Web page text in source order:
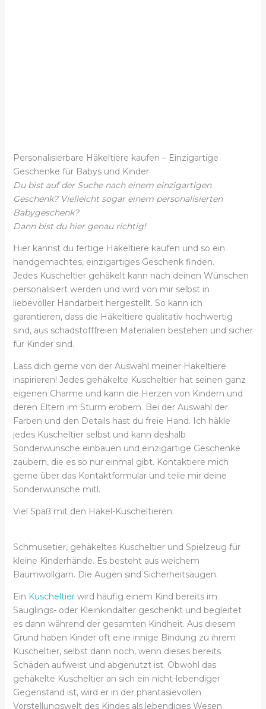
Personalisierbare Häkeltiere kaufen – Einzigartige
Geschenke für Babys und Kinder
Du bist auf der Suche nach einem einzigartigen
Geschenk? Vielleicht sogar einem personalisierten
Babygeschenk?
Dann bist du hier genau richtig!
Hier kannst du fertige Häkeltiere kaufen und so ein
handgemachtes, einzigartiges Geschenk finden.
Jedes Kuscheltier gehäkelt kann nach deinen Wünschen
personalisiert werden und wird von mir selbst in
liebevoller Handarbeit hergestellt. So kann ich
garantieren, dass die Häkeltiere qualitativ hochwertig
sind, aus schadstofffreien Materialien bestehen und sicher
für Kinder sind.
Lass dich gerne von der Auswahl meiner Häkeltiere
inspirieren! Jedes gehäkelte Kuscheltier hat seinen ganz
eigenen Charme und kann die Herzen von Kindern und
deren Eltern im Sturm erobern. Bei der Auswahl der
Farben und den Details hast du freie Hand. Ich häkle
jedes Kuscheltier selbst und kann deshalb
Sonderwünsche einbauen und einzigartige Geschenke
zaubern, die es so nur einmal gibt. Kontaktiere mich
gerne über das Kontaktformular und teile mir deine
Sonderwünsche mitl.
Viel Spaß mit den Häkel-Kuscheltieren.
Schmusetier, gehäkeltes Kuscheltier und Spielzeug für
kleine Kinderhände. Es besteht aus weichem
Baumwollgarn. Die Augen sind Sicherheitsaugen.
Ein Kuscheltierwird häufig einem Kind bereits im
Säuglings- oder Kleinkindalter geschenkt und begleitet
es dann während der gesamten Kindheit. Aus diesem
Grund haben Kinder oft eine innige Bindung zu ihrem
Kuscheltier, selbst dann noch, wenn dieses bereits
Schäden aufweist und abgenutzt ist. Obwohl das
gehäkelte Kuscheltier an sich ein nicht-lebendiger
Gegenstand ist, wird er in der phantasievollen
Vorstellungswelt des Kindes als lebendiges Wesen